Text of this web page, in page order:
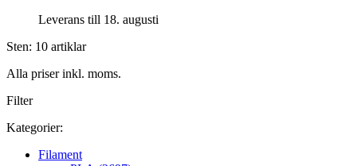
Leverans till 18. augusti
Sten: 10 artiklar
Alla priser inkl. moms.
Filter
Kategorier:
Filament